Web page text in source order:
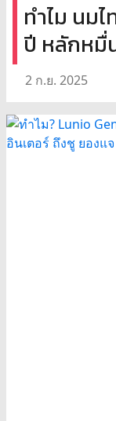
ทำไม นม
ปี หลักหมื่
2 ก.ย. 2025